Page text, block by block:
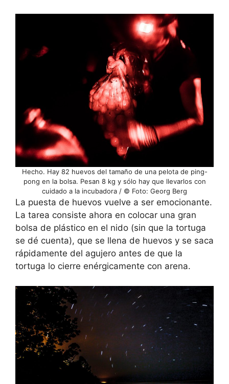
Hecho. Hay 82 huevos del tamaño de una pelota de ping-
pong en la bolsa. Pesan 8 kg y sólo hay que llevarlos con
cuidado a la incubadora / © Foto: Georg Berg
La puesta de huevos vuelve a ser emocionante.
La tarea consiste ahora en colocar una gran
bolsa de plástico en el nido (sin que la tortuga
se dé cuenta), que se llena de huevos y se saca
rápidamente del agujero antes de que la
tortuga lo cierre enérgicamente con arena.